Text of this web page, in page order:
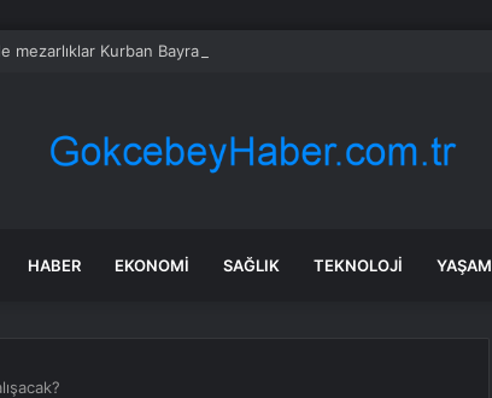
mezarlıklar Kurban Bayramına hazır
HABER EKONOMI SAĞLIK TEKNOLOJI YAŞAM